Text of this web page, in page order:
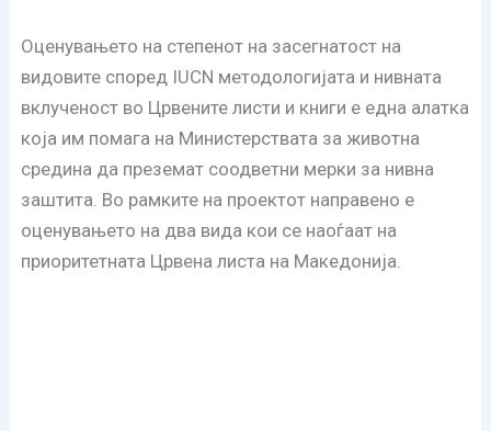
Оценувањето на степенот на засегнатост на
видовите според IUCN методологијата и нивната
вклученост во Црвените листи и книги е една алатка
која им помага на Министерствата за животна
средина да преземат соодветни мерки за нивна
заштита. Во рамките на проектот направено е
оценувањето на два вида кои се наоѓаат на
приоритетната Црвена листа на Македонија.